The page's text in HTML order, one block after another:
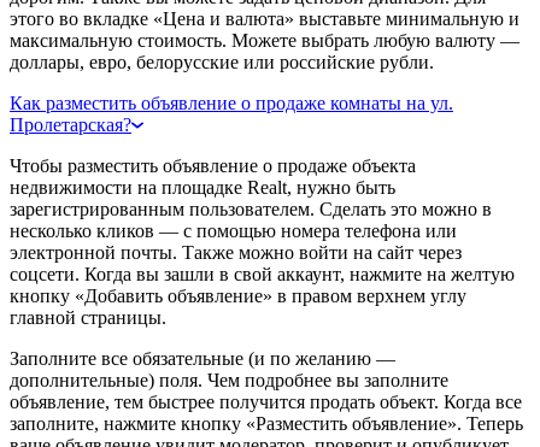
этого во вкладке «Цена и валюта» выставьте минимальную и
максимальную стоимость. Можете выбрать любую валюту —
доллары, евро, белорусские или российские рубли.
Как разместить объявление о продаже комнаты на ул.
Пролетарская?
Чтобы разместить объявление о продаже объекта
недвижимости на площадке Realt, нужно быть
зарегистрированным пользователем. Сделать это можно в
несколько кликов — с помощью номера телефона или
электронной почты. Также можно войти на сайт через
соцсети. Когда вы зашли в свой аккаунт, нажмите на желтую
кнопку «Добавить объявление» в правом верхнем углу
главной страницы.
Заполните все обязательные (и по желанию —
дополнительные) поля. Чем подробнее вы заполните
объявление, тем быстрее получится продать объект. Когда все
заполните, нажмите кнопку «Разместить объявление». Теперь